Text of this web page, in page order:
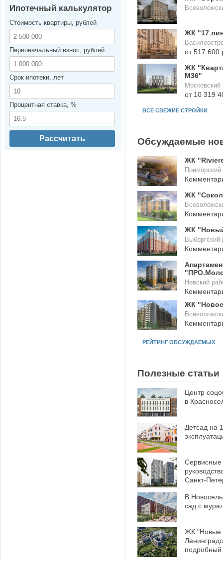
ЖК "17
от 517 600
ЖК
М36"
Московский
от 10 319
ВСЕ СВЕЖИЕ СТРОЙКИ
Обсуждаемые
ЖК
ЖК
ЖК
Выборгский
Невский
ЖК
РЕЙТИНГ ОБСУЖДАЕМЫХ
Полезные статьи
Центр
в
Детсад на
​Сервисные
Санкт-
В
сад с
ЖК "Новые
Ипотечный калькулятор
Стоимость квартиры, рублей
Первоначальный взнос, рублей
Срок ипотеки, лет
Процентная ставка, %
Рассчитать